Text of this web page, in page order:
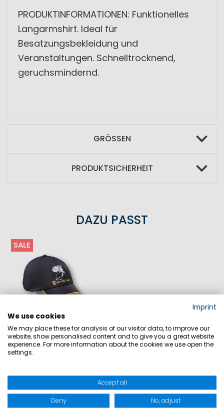
PRODUKTINFORMATIONEN: Funktionelles
Langarmshirt. Ideal für
Besatzungsbekleidung und
Veranstaltungen. Schnelltrocknend,
geruchsmindernd.
GRÖSSEN
PRODUKTSICHERHEIT
DAZU PASST
SALE
GC32 TEC PROMO CAP
19,90 €
Imprint
We use cookies
We may place these for analysis of our visitor data, to improve our
website, show personalised content and to give you a great website
experience. For more information about the cookies we use open the
settings.
Accept all
Deny No, adjust